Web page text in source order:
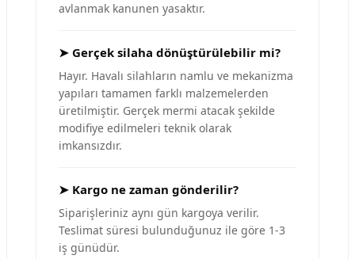
avlanmak kanunen yasaktır.
➤ Gerçek silaha dönüştürülebilir mi?
Hayır. Havalı silahların namlu ve mekanizma
yapıları tamamen farklı malzemelerden
üretilmiştir. Gerçek mermi atacak şekilde
modifiye edilmeleri teknik olarak
imkansızdır.
➤ Kargo ne zaman gönderilir?
Siparişleriniz aynı gün kargoya verilir.
Teslimat süresi bulunduğunuz ile göre 1-3
iş günüdür.